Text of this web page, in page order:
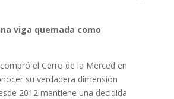
viga quemada como
el Cerro de la Merced en
su verdadera dimensión
2012 mantiene una decidida